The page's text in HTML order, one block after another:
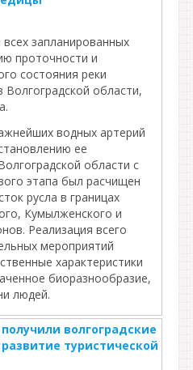
запланированных
проточности и
состояния реки
области,
водных артерий
ее
области с
этапа был расчищен
русла в границах
Кумылженского и
Реализация всего
мероприятий
характеристики
биоразнообразие,
людей.
волгоградские
туристической